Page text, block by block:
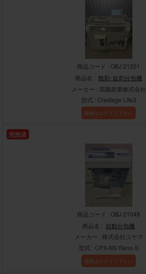
商品コード : OBJ 21251
商品名 :散剤･錠剤分包機
メーカー : 高園産業株式会社
型式 : Crestage Lite3
価格はログイン下さい
完売済
商品コード : OBJ 21048
商品名 : 自動分包機
メーカー : 株式会社ユヤマ
型式 : CPX-ⅢS Reno-S
価格はログイン下さい